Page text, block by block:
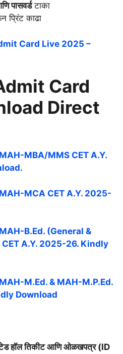
पासवर्डटाका
प्रिंट काढा
Card Live 2025 –
Card
Direct
MBA/MMS CET A.Y.
MCA CET A.Y. 2025-
B.Ed. (General &
CET A.Y. 2025-26. Kindly
M.Ed. & MAH-M.P.Ed.
Download
हॉल तिकीट आणि ओळखपत्र (ID